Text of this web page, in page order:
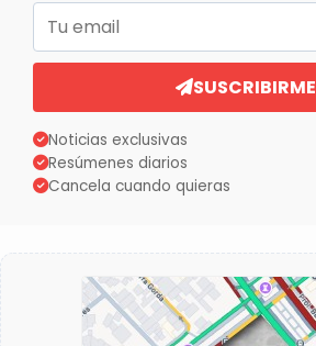
Correo electrónico
SUSCRIBIRME
Noticias exclusivas
Resúmenes diarios
Cancela cuando quieras